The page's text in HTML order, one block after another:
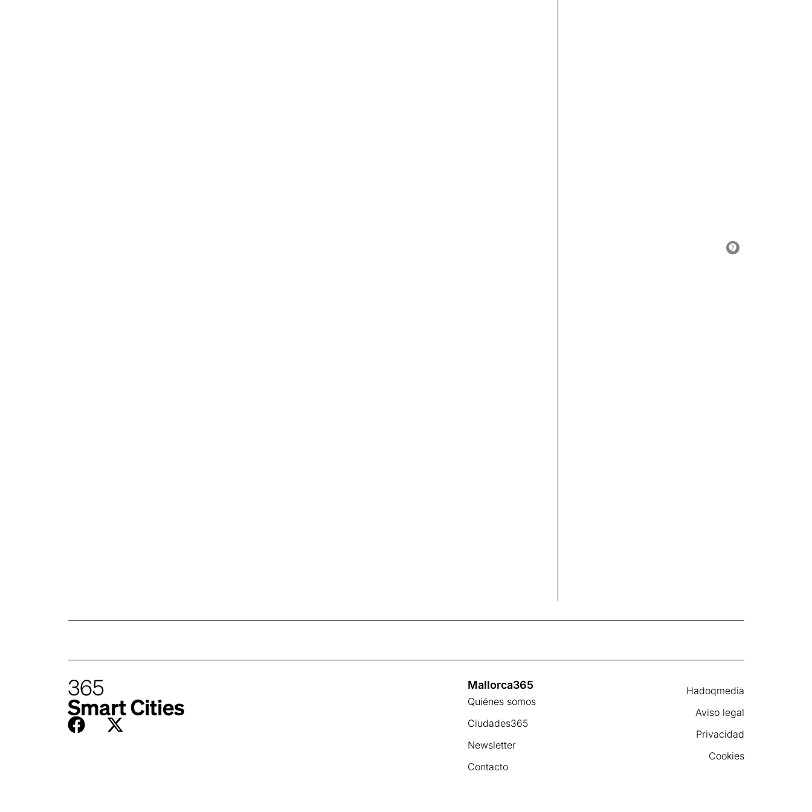
Hadoqmedia
Aviso legal
Privacidad
Cookies
Mallorca365
Quiénes somos
Ciudades365
Newsletter
Contacto